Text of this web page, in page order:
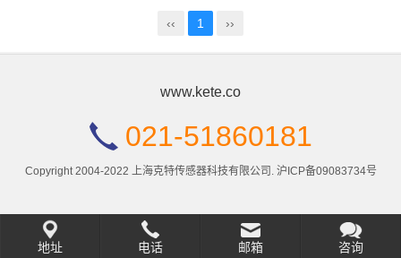
‹‹ 1 ››
www.kete.co
021-51860181
Copyright 2004-2022 上海克特传感器科技有限公司. 沪ICP备09083734号
地址 电话 邮箱 咨询